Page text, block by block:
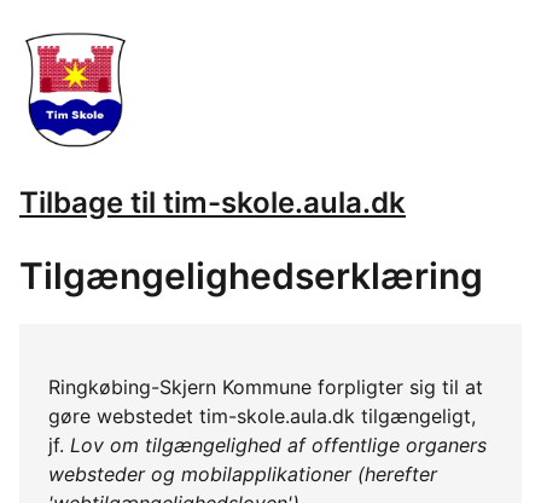
Tilbage til tim-skole.aula.dk
Tilgængelighedserklæring
Ringkøbing-Skjern Kommune forpligter sig til at
gøre webstedet tim-skole.aula.dk tilgængeligt,
jf. Lov om tilgængelighed af offentlige organers
websteder og mobilapplikationer (herefter